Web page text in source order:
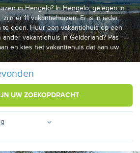
in Hengelo? In Hengelo, gelegen in
er 11 vakantiehuizen. Er is in ieder
doen. Huur een vakantiehuis op een
vakantiehuis in Gelderland? Pas
en kies het vakantiehuis dat aan uw
UW ZOEKOPDRACHT